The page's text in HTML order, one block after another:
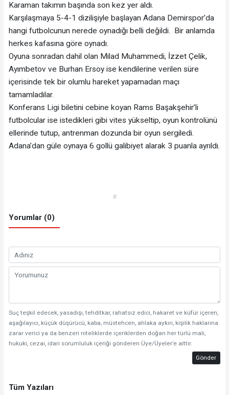
Karaman takımın başında son kez yer aldı.
Karşılaşmaya 5-4-1 dizilişiyle başlayan Adana Demirspor’da
hangi futbolcunun nerede oynadığı belli değildi. Bir anlamda
herkes kafasına göre oynadı.
Oyuna sonradan dahil olan Milad Muhammedi, İzzet Çelik,
Ayımbetov ve Burhan Ersoy ise kendilerine verilen süre
içerisinde tek bir olumlu hareket yapamadan maçı
tamamladılar.
Konferans Ligi biletini cebine koyan Rams Başakşehir’li
futbolcular ise istedikleri gibi vites yükseltip, oyun kontrolünü
ellerinde tutup, antrenman dozunda bir oyun sergiledi.
Adana’dan güle oynaya 6 gollü galibiyet alarak 3 puanla ayrıldı.
#
Yorumlar (0)
Suç teşkil edecek, yasadışı, tehditkar, rahatsız edici, hakaret ve küfür içeren,
aşağılayıcı, küçük düşürücü, kaba, müstehcen, ahlaka aykırı, kişilik haklarına
zarar verici ya da benzeri niteliklerde içeriklerden doğan her türlü mali,
hukuki, cezai, idari sorumluluk içeriği gönderen Üye/Üyeler’e aittir.
Gönder
Tüm Yazıları